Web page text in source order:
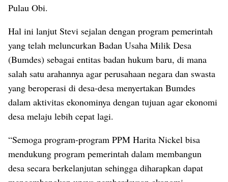
Pulau Obi.
Hal ini lanjut Stevi sejalan dengan program pemerintah
yang telah meluncurkan Badan Usaha Milik Desa
(Bumdes) sebagai entitas badan hukum baru, di mana
salah satu arahannya agar perusahaan negara dan swasta
yang beroperasi di desa-desa menyertakan Bumdes
dalam aktivitas ekonominya dengan tujuan agar ekonomi
desa melaju lebih cepat lagi.
“Semoga program-program PPM Harita Nickel bisa
mendukung program pemerintah dalam membangun
desa secara berkelanjutan sehingga diharapkan dapat